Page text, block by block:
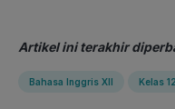
Artikel ini terakhir
Bahasa Inggris XII Kelas 12